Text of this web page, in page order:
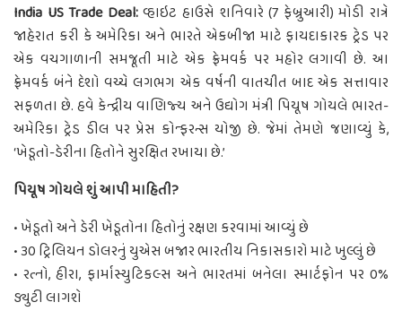
India US Trade Deal:વ્હાઇટ હાઉસે શનિવારે (7 ફેબ્રુઆરી) મોડી રાત્રે
જાહેરાત કરી કે અમેરિકા અને ભારતે એકબીજા માટે ફાયદાકારક ટ્રેડ પર
એક વચગાળાની સમજૂતી માટે એક ફ્રેમવર્ક પર મહોર લગાવી છે. આ
ફ્રેમવર્ક બંને દેશો વચ્ચે લગભગ એક વર્ષની વાતચીત બાદ એક સત્તાવાર
સફળતા છે. હવે કેન્દ્રીય વાણિજ્ય અને ઉદ્યોગ મંત્રી પિયૂષ ગોયલે ભારત-
અમેરિકા ટ્રેડ ડીલ પર પ્રેસ કોન્ફરન્સ યોજી છે. જેમાં તેમણે જણાવ્યું કે,
‘ખેડૂતો-ડેરીના હિતોને સુરક્ષિત રખાયા છે.’
પિયૂષ ગોયલે શું આપી માહિતી?
• ખેડૂતો અને ડેરી ખેડૂતોના હિતોનું રક્ષણ કરવામાં આવ્યું છે
• 30 ટ્રિલિયન ડોલરનું યુએસ બજાર ભારતીય નિકાસકારો માટે ખુલ્લું છે
• રત્નો, હીરા, ફાર્માસ્યુટિકલ્સ અને ભારતમાં બનેલા સ્માર્ટફોન પર 0%
ડ્યુટી લાગશે